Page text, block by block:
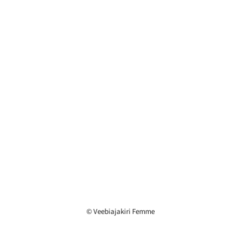
© Veebiajakiri Femme